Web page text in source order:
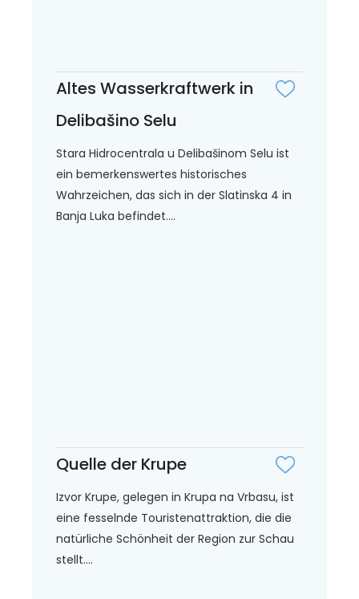
Altes Wasserkraftwerk in
Delibašino Selu
Stara Hidrocentrala u Delibašinom Selu ist
ein bemerkenswertes historisches
Wahrzeichen, das sich in der Slatinska 4 in
Banja Luka befindet....
Quelle der Krupe
Izvor Krupe, gelegen in Krupa na Vrbasu, ist
eine fesselnde Touristenattraktion, die die
natürliche Schönheit der Region zur Schau
stellt....